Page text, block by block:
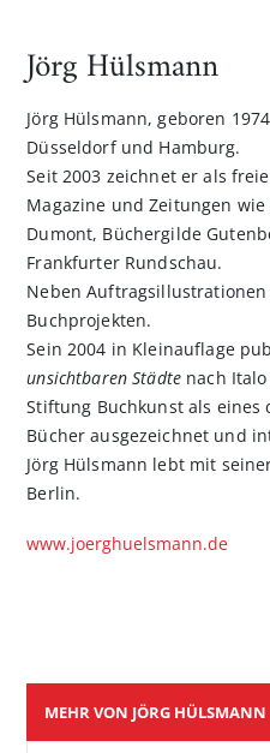
Bildgalerie
Jörg Hülsmann
Jörg Hülsmann, geboren
Düsseldorf und Hamburg.
Seit 2003 zeichnet er als
Magazine und Zeitungen
Dumont, Büchergilde
Frankfurter Rundschau.
Neben
Buchprojekten.
Sein 2004 in Kleinauflage
unsichtbaren Städtenach Italo
Stiftung Buchkunst als eines
Bücher ausgezeichnet und
Jörg Hülsmann lebt mit
Berlin.
www.joerghuelsmann.de
MEHR VON JÖRG HÜLSMANN